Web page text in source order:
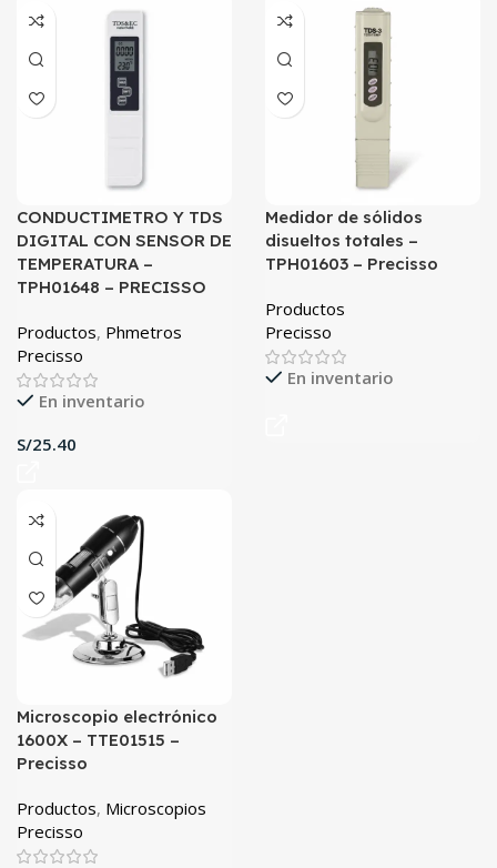
CONDUCTIMETRO Y TDS
DIGITAL CON SENSOR DE
TEMPERATURA –
TPH01648 – PRECISSO
Productos, Phmetros
Precisso
En inventario
S/
Medidor de sólidos
disueltos totales –
TPH01603 – Precisso
Productos
Precisso
En inventario
Microscopio electrónico
1600X – TTE01515 –
Precisso
Productos, Microscopios
Precisso